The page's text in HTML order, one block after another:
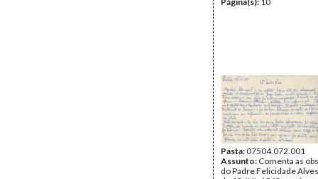
Pasta:07504.072.001
Assunto: Comenta as
do Padre Felicidade